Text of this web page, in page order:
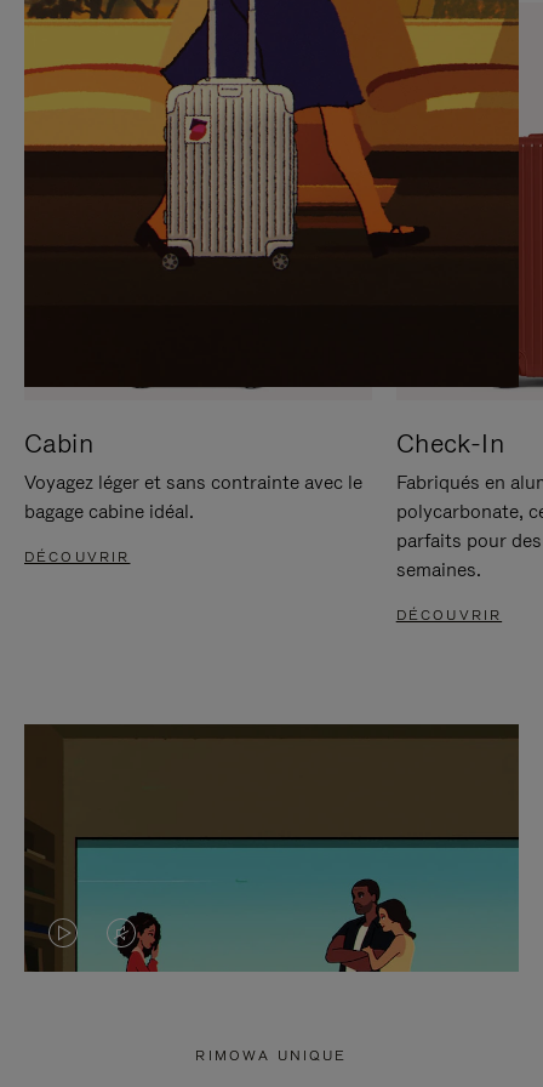
SUR
POUR
METTRE
PAUSE
VEUILLEZ
CLIQUER
POUR
RÉACTIVER
LE
SON
Cabin
Voyagez léger et sans contrainte avec le
bagage cabine idéal.
DÉCOUVRIR
Check-In
Fabriqués en
polycarbonate,
parfaits pour
semaines.
DÉCOUVRIR
LA LE
RIMOWA UNIQUE